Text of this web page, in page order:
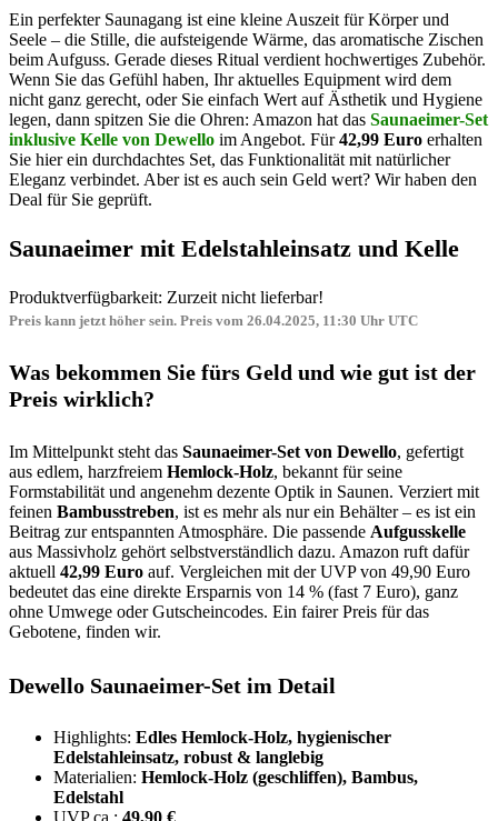
Ein perfekter Saunagang ist eine kleine Auszeit für Körper und
Seele – die Stille, die aufsteigende Wärme, das aromatische Zischen
beim Aufguss. Gerade dieses Ritual verdient hochwertiges Zubehör.
Wenn Sie das Gefühl haben, Ihr aktuelles Equipment wird dem
nicht ganz gerecht, oder Sie einfach Wert auf Ästhetik und Hygiene
legen, dann spitzen Sie die Ohren: Amazon hat das Saunaeimer-Set
inklusive Kelle von Dewello im Angebot. Für42,99 Euro erhalten
Sie hier ein durchdachtes Set, das Funktionalität mit natürlicher
Eleganz verbindet. Aber ist es auch sein Geld wert? Wir haben den
Deal für Sie geprüft.
Saunaeimer mit Edelstahleinsatz und Kelle
Produktverfügbarkeit: Zurzeit nicht lieferbar!
Preis kann jetzt höher sein. Preis vom 26.04.2025, 11:30 Uhr UTC
Was bekommen Sie fürs Geld und wie gut ist der
Preis wirklich?
Im Mittelpunkt steht das Saunaeimer-Set von Dewello, gefertigt
aus edlem, harzfreiem Hemlock-Holz, bekannt für seine
Formstabilität und angenehm dezente Optik in Saunen. Verziert mit
feinen Bambusstreben, ist es mehr als nur ein Behälter – es ist ein
Beitrag zur entspannten Atmosphäre. Die passende Aufgusskelle
aus Massivholz gehört selbstverständlich dazu. Amazon ruft dafür
aktuell 42,99 Euro auf. Vergleichen mit der UVP von 49,90 Euro
bedeutet das eine direkte Ersparnis von 14 % (fast 7 Euro), ganz
ohne Umwege oder Gutscheincodes. Ein fairer Preis für das
Gebotene, finden wir.
Dewello Saunaeimer-Set im Detail
Highlights: Edles Hemlock-Holz, hygienischer
Edelstahleinsatz, robust & langlebig
Materialien: Hemlock-Holz (geschliffen), Bambus,
Edelstahl